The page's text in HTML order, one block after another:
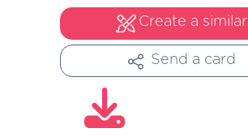
Create a similar
Send a card